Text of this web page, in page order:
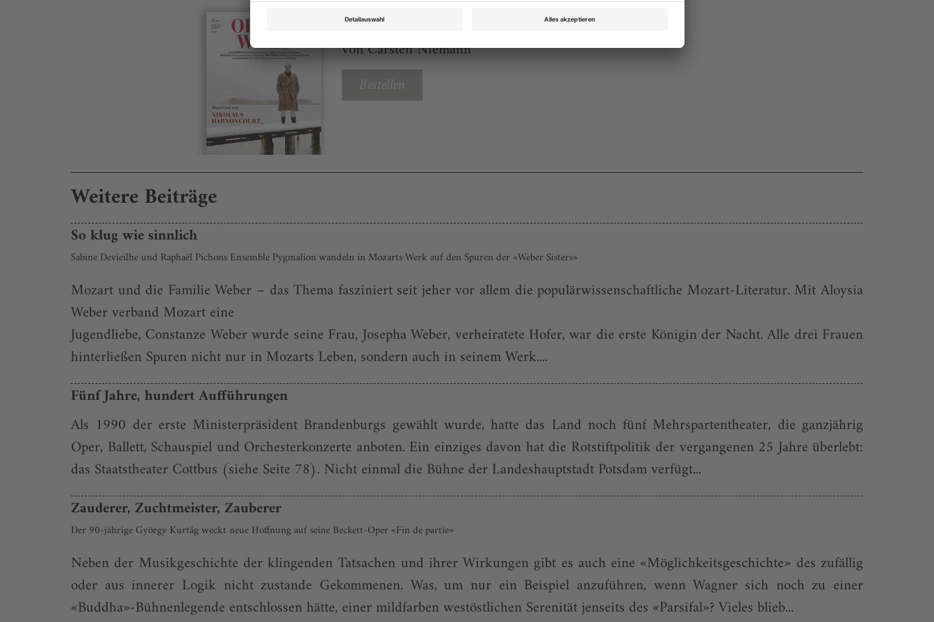
Opernwelt April 2016
von Carsten Niemann
Bestellen
Weitere Beiträge
So klug wie sinnlich
Sabine Devieilhe und Raphaël Pichons Ensemble Pygmalion wandeln in Mozarts Werk auf den Spuren der «Weber Sisters»
Mozart und die Familie Weber – das Thema fasziniert seit jeher vor allem die populärwissenschaftliche Mozart-Literatur. Mit Aloysia
Weber verband Mozart eine
Jugendliebe, Constanze Weber wurde seine Frau, Josepha Weber, verheiratete Hofer, war die erste Königin der Nacht. Alle drei Frauen
hinterließen Spuren nicht nur in Mozarts Leben, sondern auch in seinem Werk....
Fünf Jahre, hundert Aufführungen
Als 1990 der erste Ministerpräsident Brandenburgs gewählt wurde, hatte das Land noch fünf Mehrspartentheater, die ganzjährig
Oper, Ballett, Schauspiel und Orchesterkonzerte anboten. Ein einziges davon hat die Rotstiftpolitik der vergangenen 25 Jahre überlebt:
das Staatstheater Cottbus (siehe Seite 78). Nicht einmal die Bühne der Landeshauptstadt Potsdam verfügt...
Zauderer, Zuchtmeister, Zauberer
Der 90-jährige György Kurtág weckt neue Hoffnung auf seine Beckett-Oper «Fin de partie»
Neben der Musikgeschichte der klingenden Tatsachen und ihrer Wirkungen gibt es auch eine «Möglichkeitsgeschichte» des zufällig
oder aus innerer Logik nicht zustande Gekommenen. Was, um nur ein Beispiel anzuführen, wenn Wagner sich noch zu einer
«Buddha»-Bühnenlegende entschlossen hätte, einer mildfarben westöstlichen Serenität jenseits des «Parsifal»? Vieles blieb...